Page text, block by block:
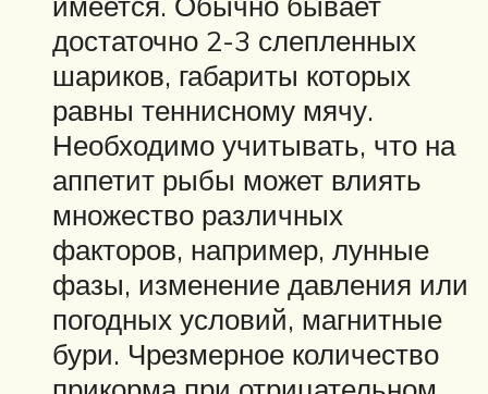
достаточно 2-3 слепленных
шариков, габариты которых
равны теннисному мячу.
Необходимо учитывать, что на
аппетит рыбы может влиять
множество различных
факторов, например, лунные
фазы, изменение давления или
погодных условий, магнитные
бури. Чрезмерное количество